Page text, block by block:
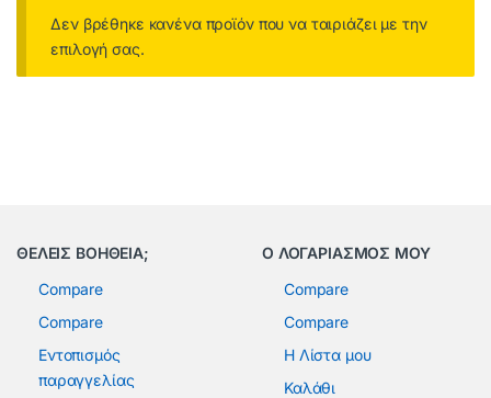
Δεν βρέθηκε κανένα προϊόν που να ταιριάζει με την
επιλογή σας.
ΘΕΛΕΙΣ ΒΟΗΘΕΙΑ;
Compare
Compare
Εντοπισμός
παραγγελίας
Ο ΛΟΓΑΡΙΑΣΜΟΣ ΜΟΥ
Compare
Compare
Η Λίστα μου
Καλάθι